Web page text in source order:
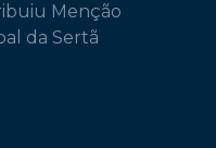
Menção
da Sertã